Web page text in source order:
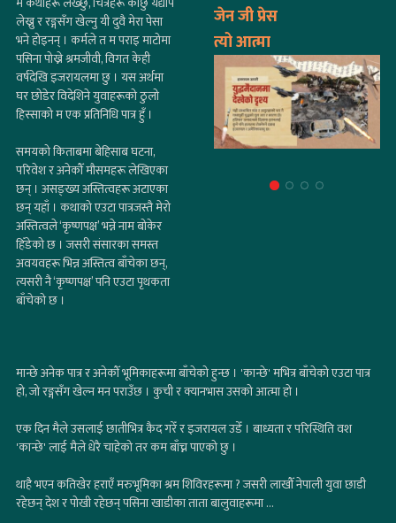
घर छोडेर विदेशिने युवाहरूको ठुलो
हिस्साको म एक प्रतिनिधि पात्र हुँ ।
समयको किताबमा बेहिसाब घटना,
परिवेश र अनेकौँ मौसमहरू लेखिएका
छन् । असङ्ख्य अस्तित्वहरू अटाएका
छन् यहाँ । कथाको एउटा पात्रजस्तै मेरो
अस्तित्वले ‘कृष्णपक्ष’ भन्ने नाम बोकेर
हिँडेको छ । जसरी संसारका समस्त
अवयवहरू भिन्न अस्तित्व बाँचेका छन्,
त्यसरी नै ‘कृष्णपक्ष’ पनि एउटा पृथकता
बाँचेको छ ।
मान्छे अनेक पात्र र अनेकौँ भूमिकाहरूमा बाँचेको हुन्छ । 'कान्छे' मभित्र बाँचेको एउटा पात्र
'कान्छे' लाई मैले धेरै चाहेको तर कम बाँच्न पाएको छु ।
रहेछन् देश र पोखी रहेछन् पसिना खाडीका ताता बालुवाहरूमा ...